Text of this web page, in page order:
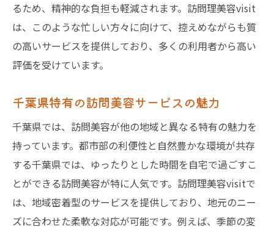
訪問理美容visitのサービス内容
自宅での施術がもたらすリラックス効果
訪問理美容visitのプロフェッショナル性
カスタマイズ可能な美容プラン
訪問理美容visitならではのこだわり
子育て中の親にも嬉しい訪問美容の利用法
子育て中でも美容を諦めない方法
訪問美容が子育て世代に支持される理由
親子で楽しむ訪問美容の活用法
訪問美容で子育ての負担を軽減
るため、精神的な負担も軽減されます。訪問理美容visit
は、このような忙しい方々に向けて、控えめながらも質
の高いサービスを提供しており、多くの利用者から高い
評価を受けています。
千葉県特有の訪問美容サービスの魅力
千葉県では、訪問美容が他の地域と異なる特有の魅力を
持っています。都市部の利便性と自然豊かな環境が共存
する千葉県では、ゆったりとした時間を自宅で過ごすこ
とができる訪問美容が特に人気です。訪問理美容visitで
は、地域密着型のサービスを提供しており、地元のニー
ズに合わせた柔軟な対応が可能です。例えば、季節の変